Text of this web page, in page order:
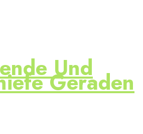
Und
Geraden